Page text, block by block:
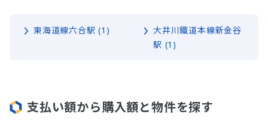
東海道線六合駅 (1)
大井川鐵道本線新金谷
駅 (1)
支払い額から購入額と物件を探す